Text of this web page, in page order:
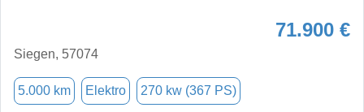
71.900 €
Siegen, 57074
5.000 km Elektro 270 kw (367 PS)